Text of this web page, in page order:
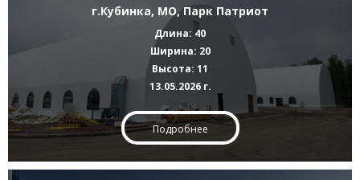
г.Кубинка, МО, Парк Патриот
Длина: 40
Ширина: 20
Высота: 11
13.05.2026 г.
Подробнее